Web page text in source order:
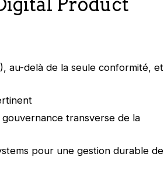
Product
au-delà de la seule conformité, et
transverse de la
pour une gestion durable de